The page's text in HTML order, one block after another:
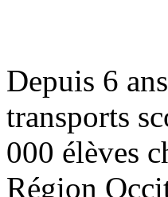
Depuis 6
transports
000 élèves
Région